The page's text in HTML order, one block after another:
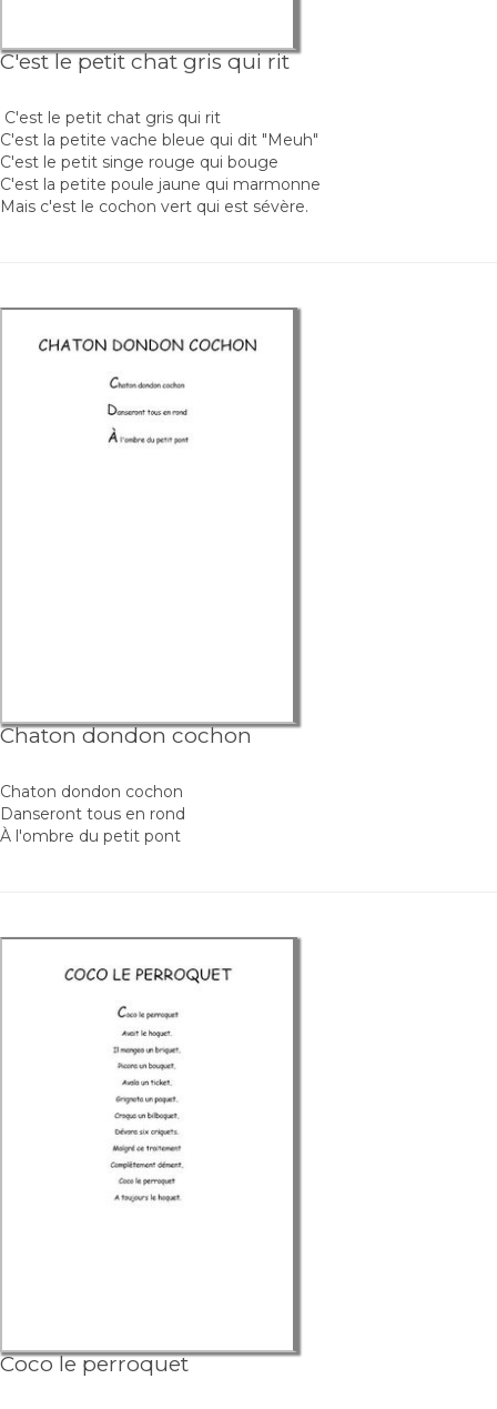
C'est le petit chat gris qui rit
C'est le petit chat gris qui rit
C'est la petite vache bleue qui dit "Meuh"
C'est le petit singe rouge qui bouge
C'est la petite poule jaune qui marmonne
Mais c'est le cochon vert qui est sévère.
Chaton dondon cochon
Chaton dondon cochon
Danseront tous en rond
À l'ombre du petit pont
Coco le perroquet